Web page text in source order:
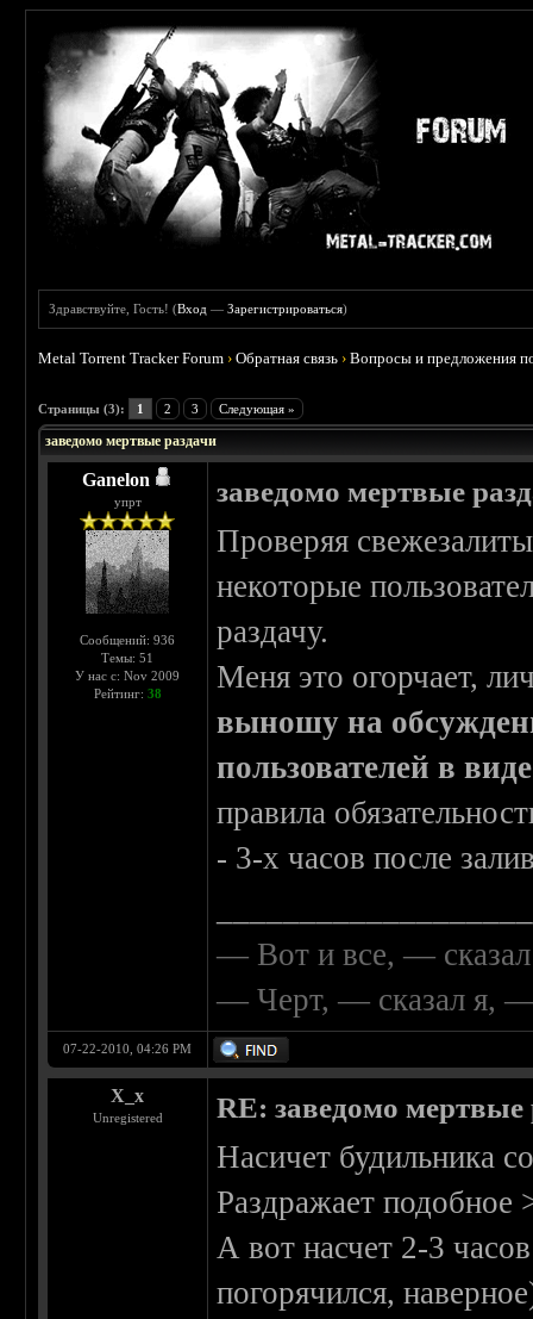
Здравствуйте, Гость! (Вход —Зарегистрироваться)
Metal Torrent Tracker Forum ›Обратная связь ›Вопросы и предложения
Страницы (3): 1 2 3 Следующая »
заведомо мертвые раздачи
Ganelon
упрт
Сообщений: 936
Темы: 51
У нас с: Nov 2009
Рейтинг: 38
заведомо мертвые
Проверяя
некоторые
раздачу.
Меня это огорчает,
выношу на
пользователей в
правила
- 3-х часов после
— Вот и все, —
— Черт, — сказал я, —
07-22-2010, 04:26 PM
X_x
Unregistered RE: заведомо мертвые
Насичет будильника
Раздражает подобное
А вот насчет 2-3
погорячился,